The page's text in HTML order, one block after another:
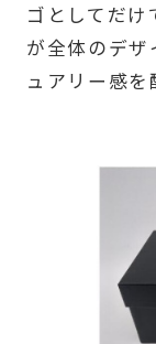
ゴとしてだけ
が全体のデ
ュアリー感を